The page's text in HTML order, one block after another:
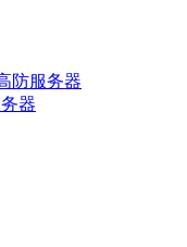
防服务器
器